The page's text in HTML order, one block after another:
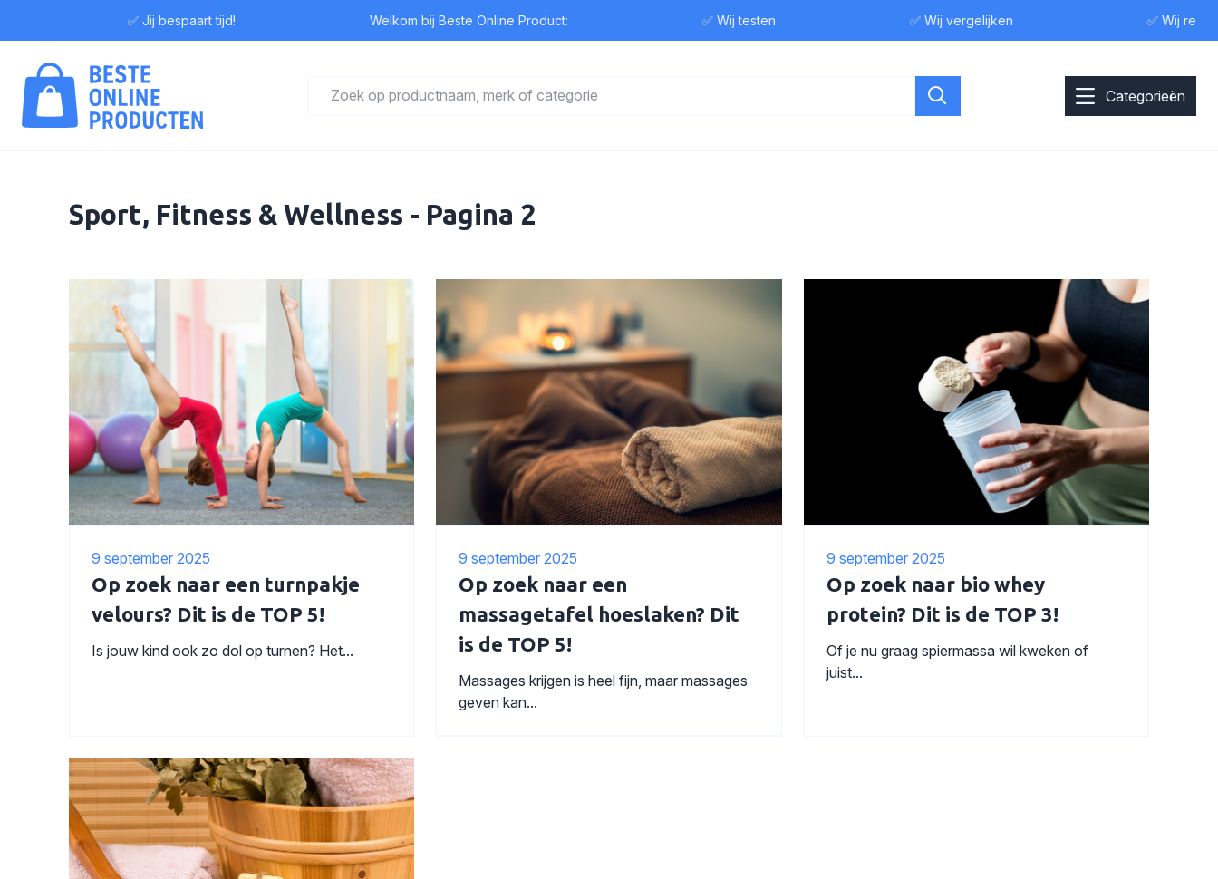
✅ Jij bespaart tijd! Welkom bij Beste Online Product: ✅ Wij testen ✅ Wij vergelijken ✅ Wij
Categorieën
Sport, Fitness & Wellness - Pagina 2
9 september 2025
Op zoek naar een turnpakje
velours? Dit is de TOP 5!
Is jouw kind ook zo dol op turnen? Het...
9 september 2025
Op zoek naar een
massagetafel hoeslaken? Dit
is de TOP 5!
Massages krijgen is heel fijn, maar massages
geven kan...
9 september 2025
Op zoek naar bio whey
protein? Dit is de TOP 3!
Of je nu graag spiermassa wil kweken of
juist...